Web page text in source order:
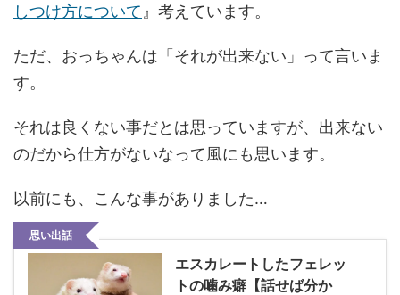
しつけ方について 』考えています。
ただ、おっちゃんは「それが出来ない」って言いま
す。
それは良くない事だとは思っていますが、出来ない
のだから仕方がないなって風にも思います。
以前にも、こんな事がありました…
思い出話
エスカレートしたフェレッ
トの噛み癖【話せば分か